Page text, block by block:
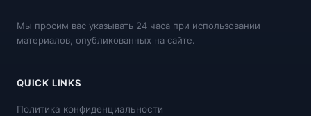
Мы просим вас указывать 24 часа при использовании
материалов, опубликованных на сайте.
QUICK LINKS
Политика конфиденциальности